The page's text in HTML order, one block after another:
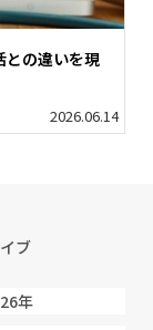
との違いを現
2026.06.14
ブ
年